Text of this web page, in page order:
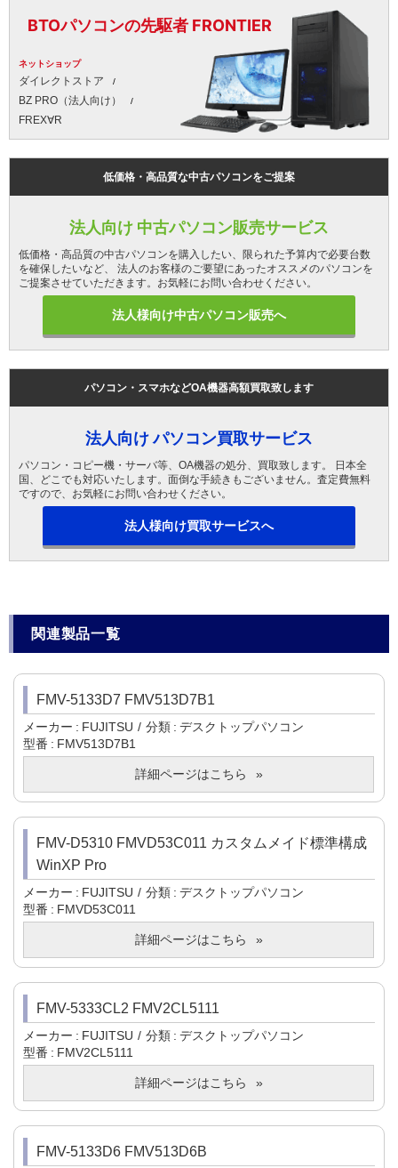
BTOパソコンの先駆者 FRONTIER
ネットショップ
ダイレクトストア
BZ PRO（法人向け）
FREX∀R
低価格・高品質な中古パソコンをご提案
法人向け 中古パソコン販売サービス
低価格・高品質の中古パソコンを購入したい、限られた予算内で必要台数
を確保したいなど、 法人のお客様のご要望にあったオススメのパソコンを
ご提案させていただきます。お気軽にお問い合わせください。
法人様向け中古パソコン販売へ
パソコン・スマホなどOA機器高額買取致します
法人向け パソコン買取サービス
パソコン・コピー機・サーバ等、OA機器の処分、買取致します。 日本全
国、どこでも対応いたします。面倒な手続きもございません。査定費無料
ですので、お気軽にお問い合わせください。
法人様向け買取サービスへ
関連製品一覧
FMV-5133D7 FMV513D7B1
メーカー FUJITSU 分類
デスクトップパソコン
型番
FMV513D7B1
詳細ページはこちら
FMV-D5310 FMVD53C011 カスタムメイド標準構成
WinXP Pro
メーカー FUJITSU 分類
デスクトップパソコン
型番
FMVD53C011
詳細ページはこちら
FMV-5333CL2 FMV2CL5111
メーカー FUJITSU 分類
デスクトップパソコン
型番
FMV2CL5111
詳細ページはこちら
FMV-5133D6 FMV513D6B